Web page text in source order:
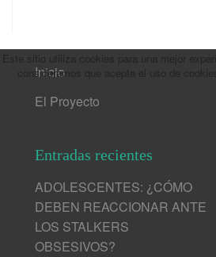
Inicio
El Proyecto
Entradas recientes
ADOLESCENTES: ¿CÓMO
DEBEN REACCIONAR ANTE
LOS STALKERS
OBSESIVOS?
consideramos que acepta el uso de cookies.